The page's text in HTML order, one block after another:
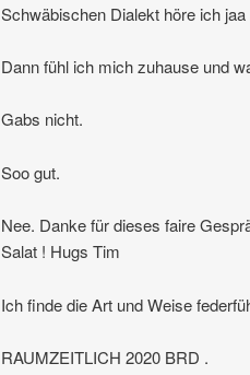
Schwäbischen Dialekt höre ich jaa
Dann fühl ich mich zuhause und
Gabs nicht.
Soo gut.
Nee. Danke für dieses faire
Salat ! Hugs Tim
Ich finde die Art und Weise
RAUMZEITLICH 2020 BRD .